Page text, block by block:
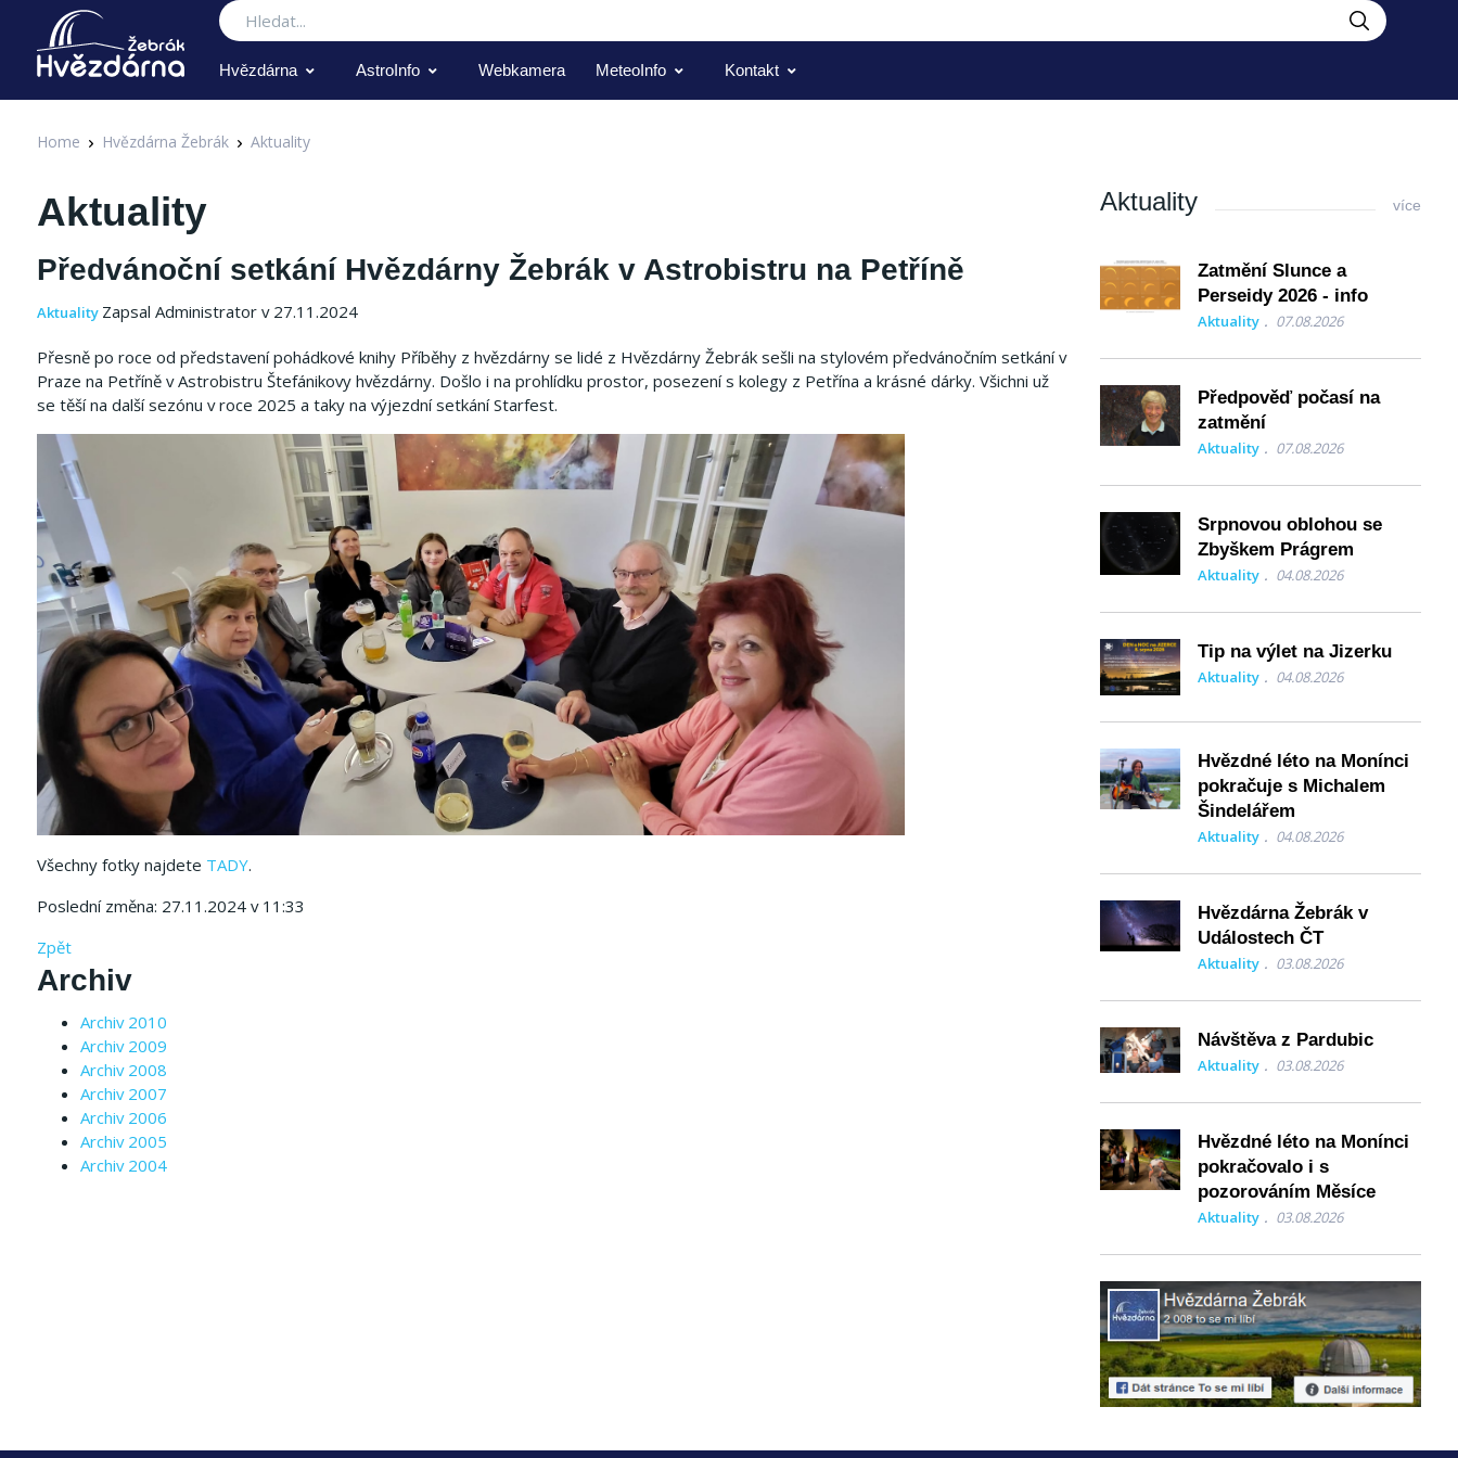
Hledat
Hvězdárna AstroInfo Webkamera MeteoInfo Kontakt
Home Hvězdárna Žebrák Aktuality
Aktuality
Předvánoční setkání Hvězdárny Žebrák v Astrobistru na Petříně
Aktuality Zapsal Administrator v 27.11.2024
Přesně po roce od představení pohádkové knihy Příběhy z hvězdárny se lidé z Hvězdárny Žebrák sešli na stylovém předvánočním setkání v
Praze na Petříně v Astrobistru Štefánikovy hvězdárny. Došlo i na prohlídku prostor, posezení s kolegy z Petřína a krásné dárky. Všichni už
se těší na další sezónu v roce 2025 a taky na výjezdní setkání Starfest.
Všechny fotky najdete TADY.
Poslední změna: 27.11.2024 v 11:33
Zpět
Archiv
Archiv 2010
Archiv 2009
Archiv 2008
Archiv 2007
Archiv 2006
Archiv 2005
Archiv 2004
Aktuality více
Zatmění Slunce a
Perseidy 2026 - info
Aktuality 07.08.2026
Předpověď počasí na
zatmění
Aktuality 07.08.2026
Srpnovou oblohou se
Zbyškem Prágrem
Aktuality 04.08.2026
Tip na výlet na Jizerku
Aktuality 04.08.2026
Hvězdné léto na Monínci
pokračuje s Michalem
Šindelářem
Aktuality 04.08.2026
Hvězdárna Žebrák v
Událostech ČT
Aktuality 03.08.2026
Návštěva z Pardubic
Aktuality 03.08.2026
Hvězdné léto na Monínci
pokračovalo i s
pozorováním Měsíce
Aktuality 03.08.2026